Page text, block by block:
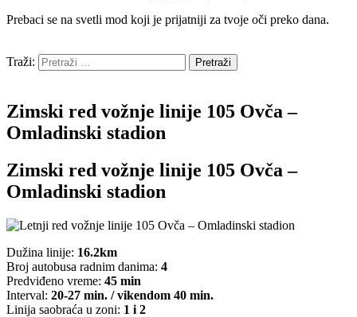
Prebaci se na svetli mod koji je prijatniji za tvoje oči preko dana.
Traži:
Pretraži
Zimski red vožnje linije 105 Ovča –
Omladinski stadion
Zimski red vožnje linije 105 Ovča –
Omladinski stadion
Dužina linije: 16.2km
Broj autobusa radnim danima: 4
Predviđeno vreme: 45 min
Interval: 20-27 min. / vikendom 40 min.
Linija saobraća u zoni: 1 i 2